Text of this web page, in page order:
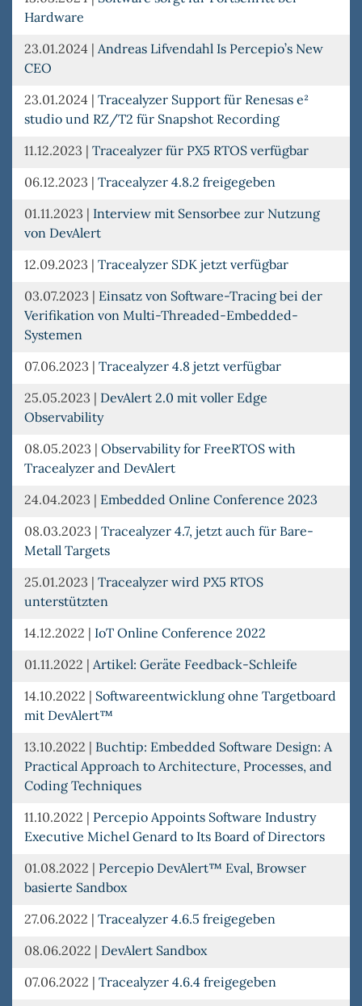
Hardware
23.01.2024 | Andreas Lifvendahl Is Percepio’s New
CEO
23.01.2024 | Tracealyzer Support für Renesas e²
studio und RZ/T2 für Snapshot Recording
11.12.2023 | Tracealyzer für PX5 RTOS verfügbar
06.12.2023 | Tracealyzer 4.8.2 freigegeben
01.11.2023 | Interview mit Sensorbee zur Nutzung
von DevAlert
12.09.2023 | Tracealyzer SDK jetzt verfügbar
03.07.2023 | Einsatz von Software-Tracing bei der
Verifikation von Multi-Threaded-Embedded-
Systemen
07.06.2023 | Tracealyzer 4.8 jetzt verfügbar
25.05.2023 | DevAlert 2.0 mit voller Edge
Observability
08.05.2023 | Observability for FreeRTOS with
Tracealyzer and DevAlert
24.04.2023 | Embedded Online Conference 2023
08.03.2023 | Tracealyzer 4.7, jetzt auch für Bare-
Metall Targets
25.01.2023 | Tracealyzer wird PX5 RTOS
unterstützten
14.12.2022 | IoT Online Conference 2022
01.11.2022 | Artikel: Geräte Feedback-Schleife
14.10.2022 | Softwareentwicklung ohne Targetboard
mit DevAlert™
13.10.2022 | Buchtip: Embedded Software Design: A
Practical Approach to Architecture, Processes, and
Coding Techniques
11.10.2022 | Percepio Appoints Software Industry
Executive Michel Genard to Its Board of Directors
01.08.2022 | Percepio DevAlert™ Eval, Browser
basierte Sandbox
27.06.2022 | Tracealyzer 4.6.5 freigegeben
08.06.2022 | DevAlert Sandbox
07.06.2022 | Tracealyzer 4.6.4 freigegeben